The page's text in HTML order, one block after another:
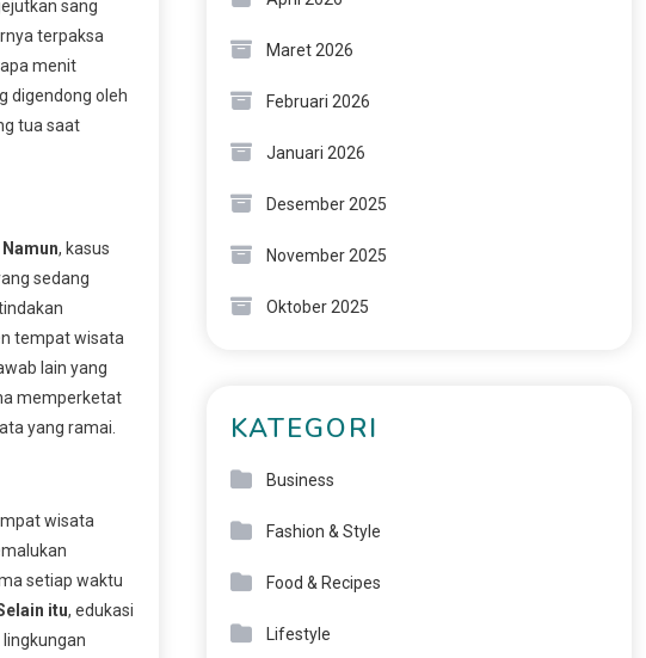
sang
terpaksa
menit
digendong oleh
tua saat
Namun, kasus
sedang
tempat wisata
lain yang
memperketat
yang ramai.
wisata
setiap waktu
itu, edukasi
Maret 2026
Februari 2026
Januari 2026
Desember 2025
November 2025
Oktober 2025
KATEGORI
Business
Fashion & Style
Food & Recipes
Lifestyle